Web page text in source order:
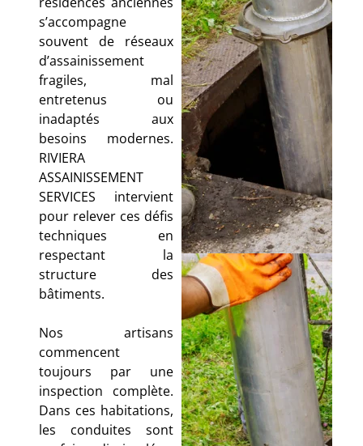
s’accompagne
souvent de réseaux
d’assainissement
fragiles, mal
entretenus ou
inadaptés aux
besoins modernes.
RIVIERA
ASSAINISSEMENT
SERVICES intervient
pour relever ces défis
techniques en
respectant la
structure des
bâtiments.
Nos artisans
commencent
toujours par une
inspection complète.
Dans ces habitations,
les conduites sont